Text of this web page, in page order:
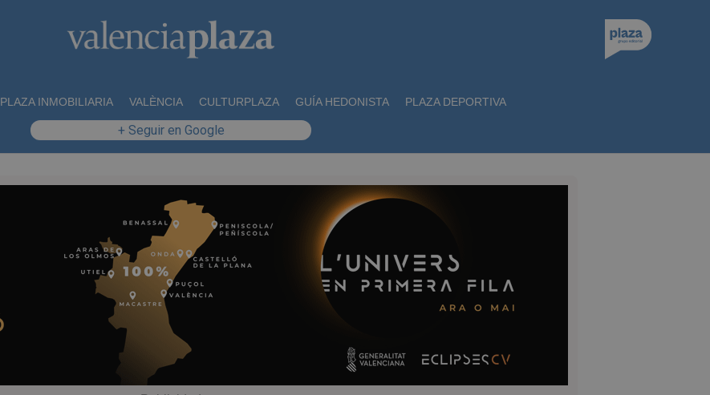
PLAZA INMOBILIARIA VALÈNCIA CULTURPLAZA GUÍA HEDONISTA PLAZA DEPORTIVA
+ Seguir en Google